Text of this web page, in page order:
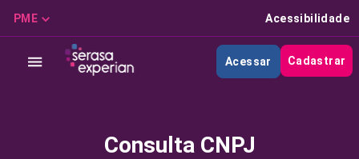
PME Acessibilidade
Acessar Cadastrar
Consulta CNPJ